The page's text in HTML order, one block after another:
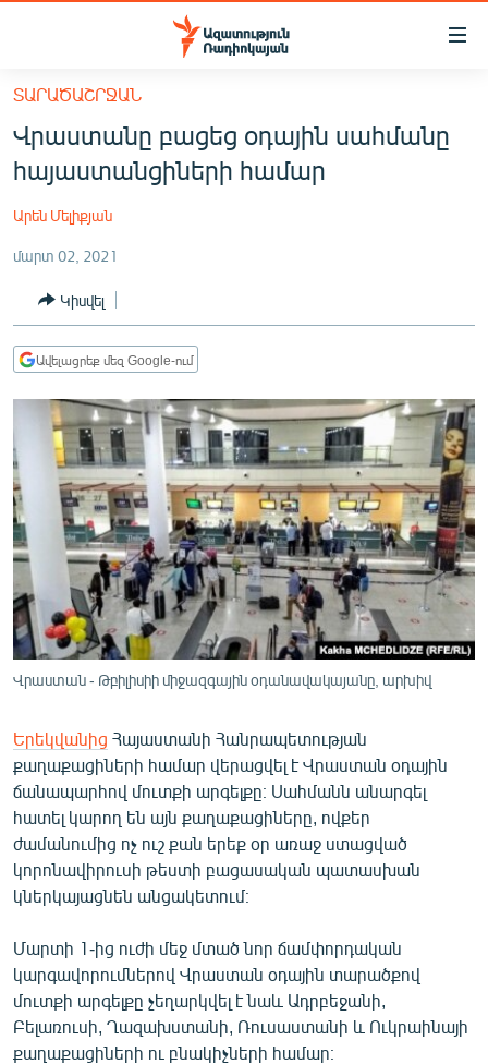
Մատչելիության
հիմնական
բովանդակությանը
Անցնել
հիմնական
մենյուին
ՀԱՅԱՍՏԱՆ
ՔԱՂԱՔԱԿԱՆ
ԸՆՏՐՈՒԹՅՈՒՆՆԵՐ 2026
ԻՐԱՎՈՒՆՔ
ՀԱՍԱՐԱԿՈՒԹՅՈՒՆ
ՏՆՏԵՍՈՒԹՅՈՒՆ
ՊԱՏԵՐԱԶՄԻ 6 ՇԱԲԱԹՆԵՐԸ
ՏԱՐԱԾԱՇՐՋԱՆ
ՄԻՋԱԶԳԱՅԻՆ
ՄՇԱԿՈՒՅԹ
ՍՊՈՐՏ
ՄԵԿՆԱԲԱՆՈՒԹՅՈՒՆ
ՏՏ ԵՒ ԻՆՏԵՐՆԵՏ
ԱՐԽԻՎ
ՏԵՍԱՆՅՈՒԹԵՐ
ԲԱՆԱՎԵՃ
ՁԳՏԵԼՈՎ ԼԱՎԱԳՈՒՅՆԻՆ
ՓՈԴՔԱՍԹ
Հայերեն
English
Русский
ՏԱՐԱԾԱՇՐՋԱՆ
Վրաստանը բացեց օդային սահմանը
հայաստանցիների համար
Արեն Մելիքյան
մարտ 02, 2021
Կիսվել
Ավելացրեք մեզ Google-ում
Վրաստան - Թբիլիսիի միջազգային օդանավակայանը, արխիվ
Երեկվանից Հայաստանի Հանրապետության
քաղաքացիների համար վերացվել է Վրաստան օդային
ճանապարհով մուտքի արգելքը։ Սահմանն անարգել
հատել կարող են այն քաղաքացիները, ովքեր
ժամանումից ոչ ուշ քան երեք օր առաջ ստացված
կորոնավիրուսի թեստի բացասական պատասխան
կներկայացնեն անցակետում։
Մարտի 1-ից ուժի մեջ մտած նոր ճամփորդական
կարգավորումներով Վրաստան օդային տարածքով
մուտքի արգելքը չեղարկվել է նաև Ադրբեջանի,
Բելառուսի, Ղազախստանի, Ռուսաստանի և Ուկրաինայի
քաղաքացիների ու բնակիչների համար։